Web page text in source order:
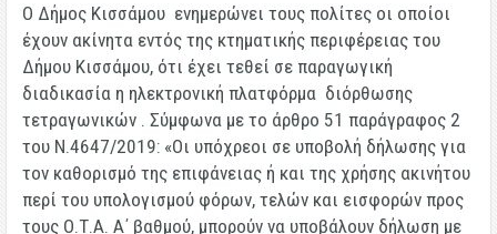
Ο Δήμος Κισσάμου ενημερώνει τους πολίτες οι οποίοι
έχουν ακίνητα εντός της κτηματικής περιφέρειας του
Δήμου Κισσάμου, ότι έχει τεθεί σε παραγωγική
διαδικασία η ηλεκτρονική πλατφόρμα διόρθωσης
τετραγωνικών . Σύμφωνα με το άρθρο 51 παράγραφος 2
του Ν.4647/2019: «Οι υπόχρεοι σε υποβολή δήλωσης για
τον καθορισμό της επιφάνειας ή και της χρήσης ακινήτου
περί του υπολογισμού φόρων, τελών και εισφορών προς
τους Ο.Τ.Α. Α΄ βαθμού, μπορούν να υποβάλουν δήλωση με